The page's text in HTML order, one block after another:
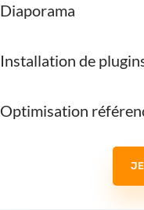
Diaporama
Installation de
Optimisation